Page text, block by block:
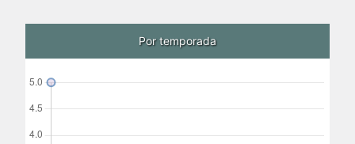
Por temporada